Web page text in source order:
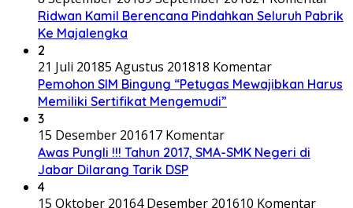
Ridwan Kamil Berencana Pindahkan Seluruh Pabrik
Ke Majalengka
2
21 Juli 20185 Agustus 201818 Komentar
Pemohon SIM Bingung “Petugas Mewajibkan Harus
Memiliki Sertifikat Mengemudi”
3
15 Desember 201617 Komentar
Awas Pungli !!! Tahun 2017, SMA-SMK Negeri di
Jabar Dilarang Tarik DSP
4
15 Oktober 20164 Desember 201610 Komentar